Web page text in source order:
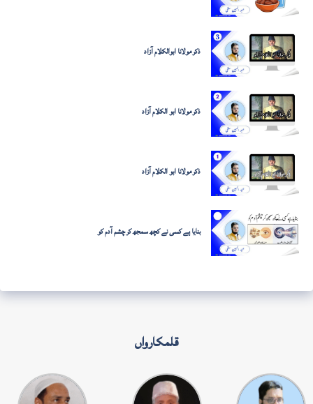
ذکر مولانا ابوالکلام آزاد
ذکر مولانا ابو الکلام آزاد
ذکر مولانا ابو الکلام آزاد
بنایا ہے کسی نے کچھ سمجھ کر چشم آدم کو
قلمکارواں